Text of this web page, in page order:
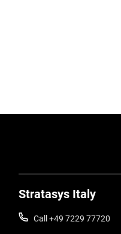
Stratasys Italy
Call +49 7229 77720